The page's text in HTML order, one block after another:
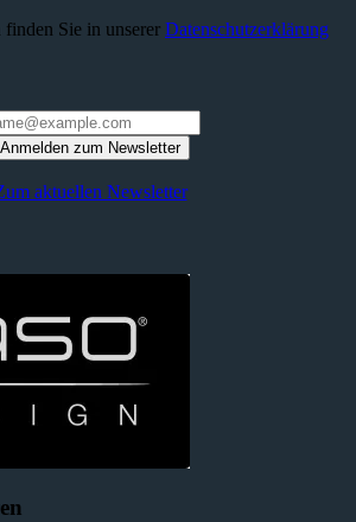
Sie in unserer Datenschutzerklärung
Anmelden zum Newsletter
aktuellen Newsletter